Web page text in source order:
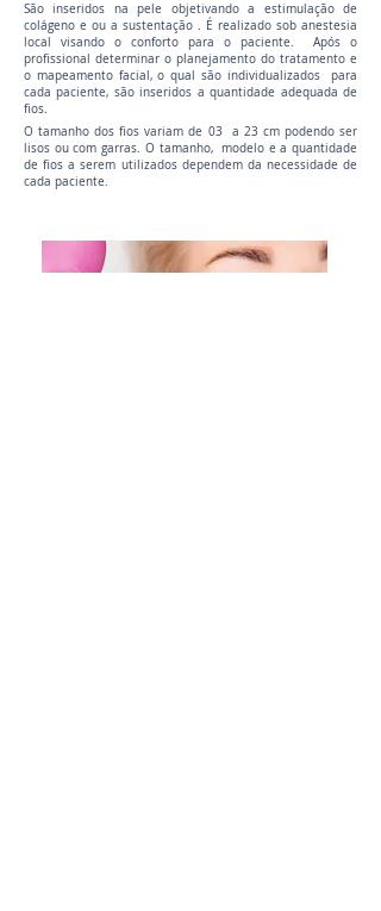
São inseridos na pele objetivando a estimulação de
colágeno e ou a sustentação . É realizado sob anestesia
local visando o conforto para o paciente. Após o
profissional determinar o planejamento do tratamento e
o mapeamento facial, o qual são individualizados para
cada paciente, são inseridos a quantidade adequada de
fios.
O tamanho dos fios variam de 03 a 23 cm podendo ser
lisos ou com garras. O tamanho, modelo e a quantidade
de fios a serem utilizados dependem da necessidade de
cada paciente.